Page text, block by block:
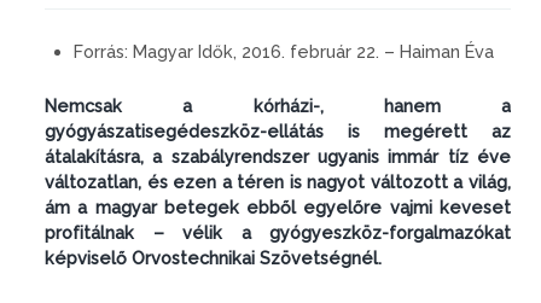
Forrás: Magyar Idők, 2016. február 22. – Haiman Éva
Nemcsak a kórházi-, hanem a
gyógyászatisegédeszköz-ellátás is megérett az
átalakításra, a szabályrendszer ugyanis immár tíz éve
változatlan, és ezen a téren is nagyot változott a világ,
ám a magyar betegek ebből egyelőre vajmi keveset
profitálnak – vélik a gyógyeszköz-forgalmazókat
képviselő Orvostechnikai Szövetségnél.